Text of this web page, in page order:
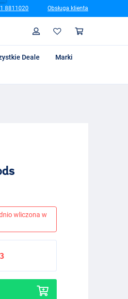
8811020 Obsługa klienta
Profil
Deale
Marki
wliczona w